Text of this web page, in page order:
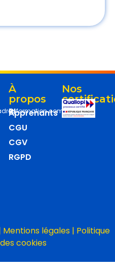
À
propos
RI
Apprenants
CGU
CGV
RGPD
Nos
Mentions légales | Politique
cookies